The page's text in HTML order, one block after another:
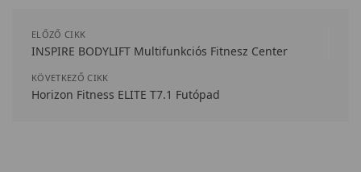
ELŐZŐ CIKK
INSPIRE BODYLIFT Multifunkciós Fitnesz Center
KÖVETKEZŐ CIKK
Horizon Fitness ELITE T7.1 Futópad